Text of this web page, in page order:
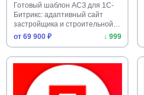
Готовый шаблон АСЗ для 1С-
Битрикс: адаптивный сайт
застройщика и строительной
ко…
от 69 900 ₽ ↓ 999